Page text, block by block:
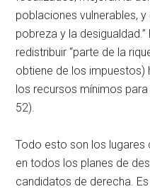
poblaciones vulnerables,
pobreza y la
redistribuir “parte de la
obtiene de los impuestos)
los recursos mínimos para
52).
Todo esto son los lugares
en todos los planes de
candidatos de derecha.